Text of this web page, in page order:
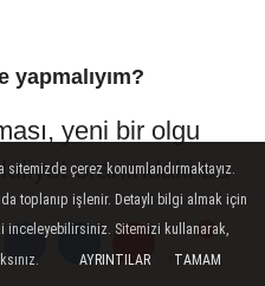
Yorumlar
Yorumlar
yapmalıyım?
yeni bir olgu
oranındaki bu
başvurulabilir ya da
Yargıtay Hukuk
çerez konumlandırmaktayız.
toplanıp işlenir. Detaylı bilgi almak için
inceleyebilirsiniz. Sitemizi kullanarak,
AYRINTILAR TAMAM